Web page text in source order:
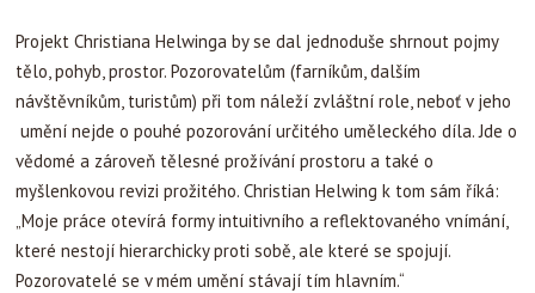
Projekt Christiana Helwinga by se dal jednoduše shrnout pojmy
tělo, pohyb, prostor. Pozorovatelům (farníkům, dalším
návštěvníkům, turistům) při tom náleží zvláštní role, neboť v jeho
umění nejde o pouhé pozorování určitého uměleckého díla. Jde o
vědomé a zároveň tělesné prožívání prostoru a také o
myšlenkovou revizi prožitého. Christian Helwing k tom sám říká:
„Moje práce otevírá formy intuitivního a reflektovaného vnímání,
které nestojí hierarchicky proti sobě, ale které se spojují.
Pozorovatelé se v mém umění stávají tím hlavním.“